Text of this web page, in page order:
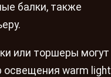
балки, также
или торшеры могут
освещения warm light